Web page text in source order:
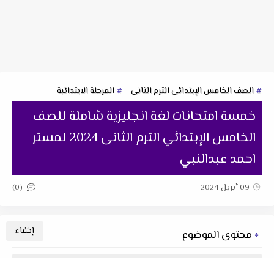
الصف الخامس الإبتدائى الترم الثانى المرحلة الابتدائية
خمسة امتحانات لغة انجليزية شاملة للصف
الخامس الإبتدائي الترم الثانى 2024 لمستر
احمد عبدالنبي
09 أبريل 2024 (0)
محتوى الموضوع